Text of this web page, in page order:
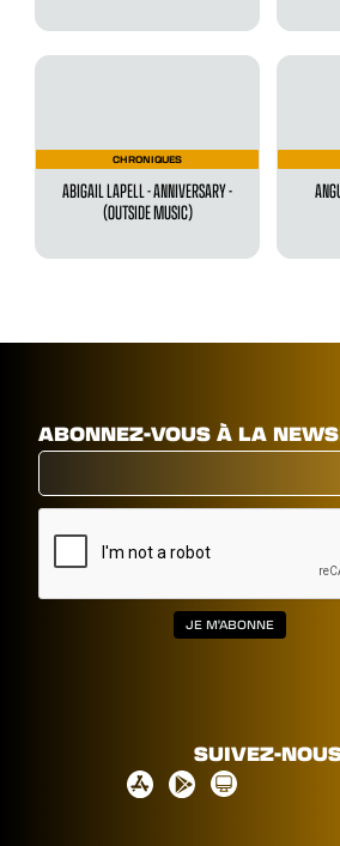
CHRONIQUES
ABIGAIL LAPELL - ANNIVERSARY -
(OUTSIDE MUSIC)
ABONNEZ-VOUS À LA
SUIVEZ-